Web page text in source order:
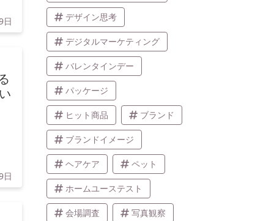
日
日
デザイン思考
デジタルマーケティング
バレンタインデー
パッケージ
ヒット商品 ブランド
ブランドイメージ
ヘアケア ペット
ホームユーステスト
会場調査 写真観察